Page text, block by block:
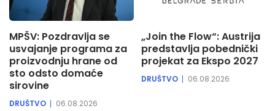
MPŠV: Pozdravlja se
usvajanje programa za
proizvodnju hrane od
sto odsto domaće
sirovine
DRUŠTVO 06.08.2026
„Join the Flow“: Austrija
predstavlja pobednički
projekat za Ekspo 2027
DRUŠTVO 06.08.2026